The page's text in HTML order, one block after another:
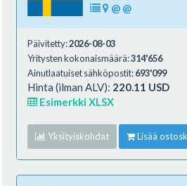
@ @
Päivitetty:2026-08-03
Yritysten kokonaismäärä:314'656
Ainutlaatuiset sähköpostit:693'099
Hinta (ilman ALV): 220.11 USD
Esimerkki XLSX
Yksityiskohdat Lisää